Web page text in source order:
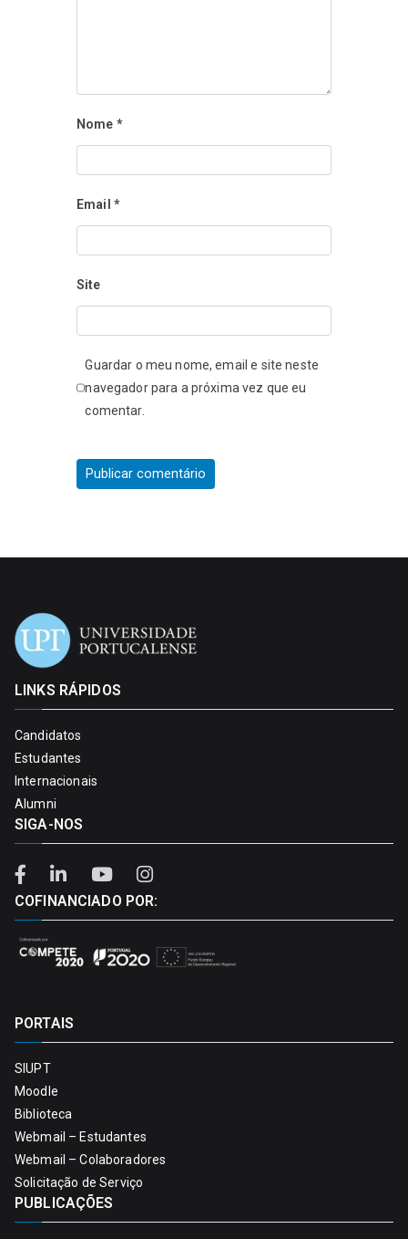
Nome *
Email *
Site
Guardar o meu nome, email e site neste
navegador para a próxima vez que eu
comentar.
LINKS RÁPIDOS
Candidatos
Estudantes
Internacionais
Alumni
SIGA-NOS
COFINANCIADO POR:
PORTAIS
SIUPT
Moodle
Biblioteca
Webmail – Estudantes
Webmail – Colaboradores
Solicitação de Serviço
PUBLICAÇÕES